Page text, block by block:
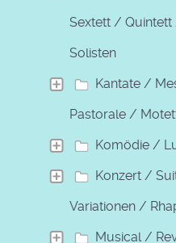
Sextett /
Solisten
Kantate /
Pastorale /
Komödie /
Konzert /
Variationen /
Musical /